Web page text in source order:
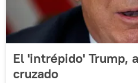
El 'intrépido' Trump,
cruzado